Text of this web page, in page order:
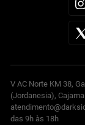
V AC Norte KM 38,
(Jordanesia),
das 9h às 18h